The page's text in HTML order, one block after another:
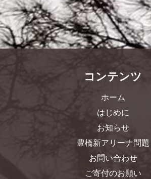
コンテンツ
ホーム
はじめに
お知らせ
豊橋新アリーナ問題
お問い合わせ
ご寄付のお願い